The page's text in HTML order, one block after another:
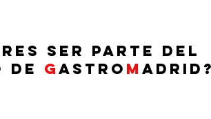
SER PARTE DEL
DE GASTRO M ADRID?